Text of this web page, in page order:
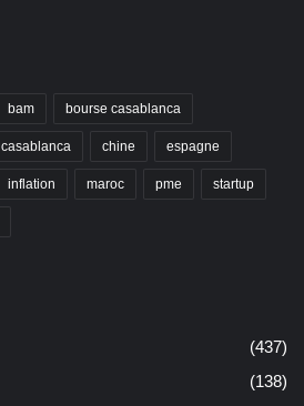
bam bourse casablanca
casablanca chine espagne
inflation maroc pme startup
(437)
(138)